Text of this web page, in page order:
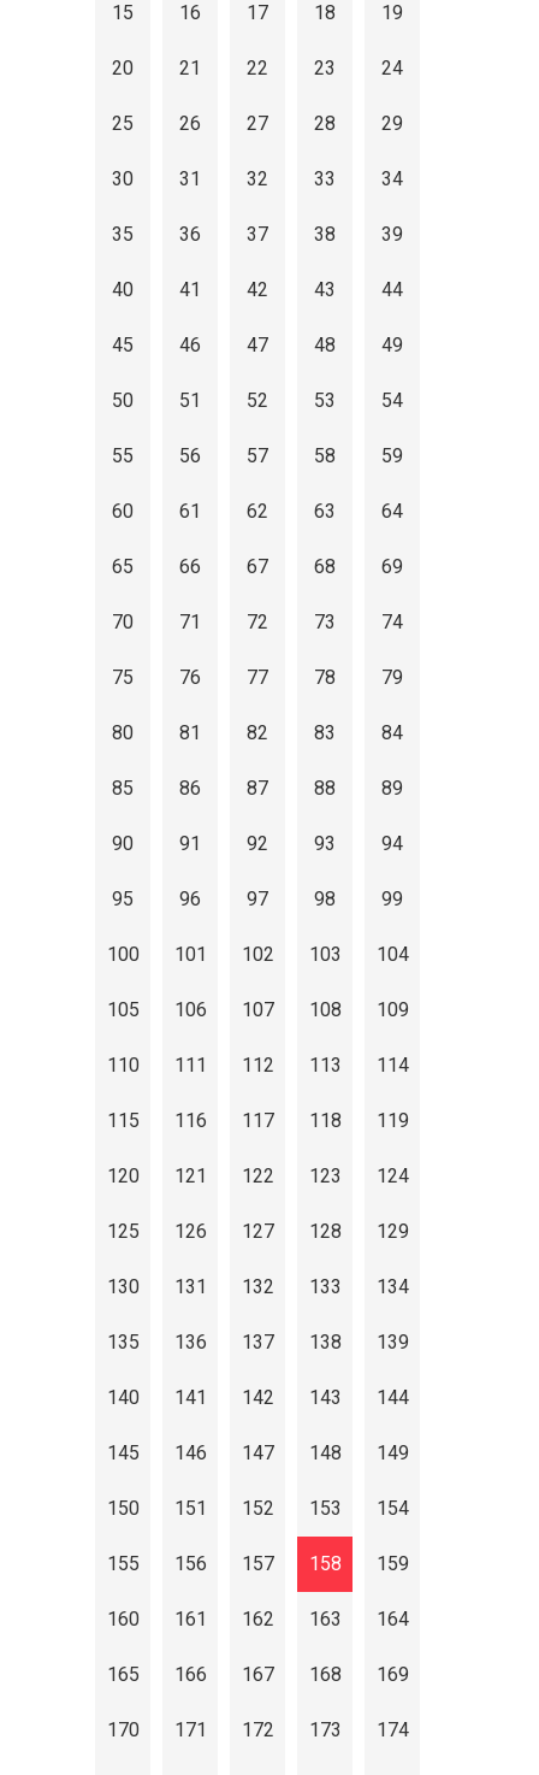
15 16 17 18 19
20 21 22 23 24
25 26 27 28 29
30 31 32 33 34
35 36 37 38 39
40 41 42 43 44
45 46 47 48 49
50 51 52 53 54
55 56 57 58 59
60 61 62 63 64
65 66 67 68 69
70 71 72 73 74
75 76 77 78 79
80 81 82 83 84
85 86 87 88 89
90 91 92 93 94
95 96 97 98 99
100 101 102 103 104
105 106 107 108 109
110 111 112 113 114
115 116 117 118 119
120 121 122 123 124
125 126 127 128 129
130 131 132 133 134
135 136 137 138 139
140 141 142 143 144
145 146 147 148 149
150 151 152 153 154
155 156 157 158 159
160 161 162 163 164
165 166 167 168 169
170 171 172 173 174